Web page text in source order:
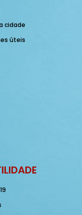
cidade
úteis